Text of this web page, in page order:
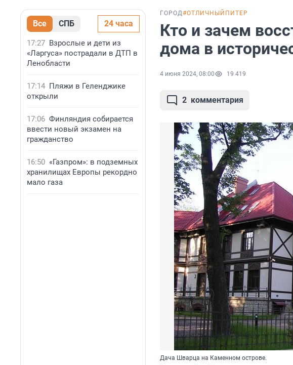
Все СПБ 24 часа
17:27 Взрослые и дети из
«Ларгуса» пострадали в ДТП в
Ленобласти
17:14 Пляжи в Геленджике
открыли
17:06 Финляндия собирается
ввести новый экзамен на
гражданство
16:50 «Газпром»: в подземных
хранилищах Европы рекордно
мало газа
ГОРОД#ОТЛИЧНЫЙПИТЕР
Кто и зачем
дома в
4 июня 2024, 08:00 19 419
2 комментария
Дача Шварца на Каменном острове.